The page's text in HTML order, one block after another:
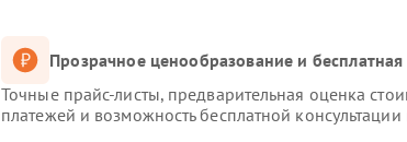
Прозрачное ценообразование и бесплатная
Точные прайс-листы, предварительная оценка
платежей и возможность бесплатной